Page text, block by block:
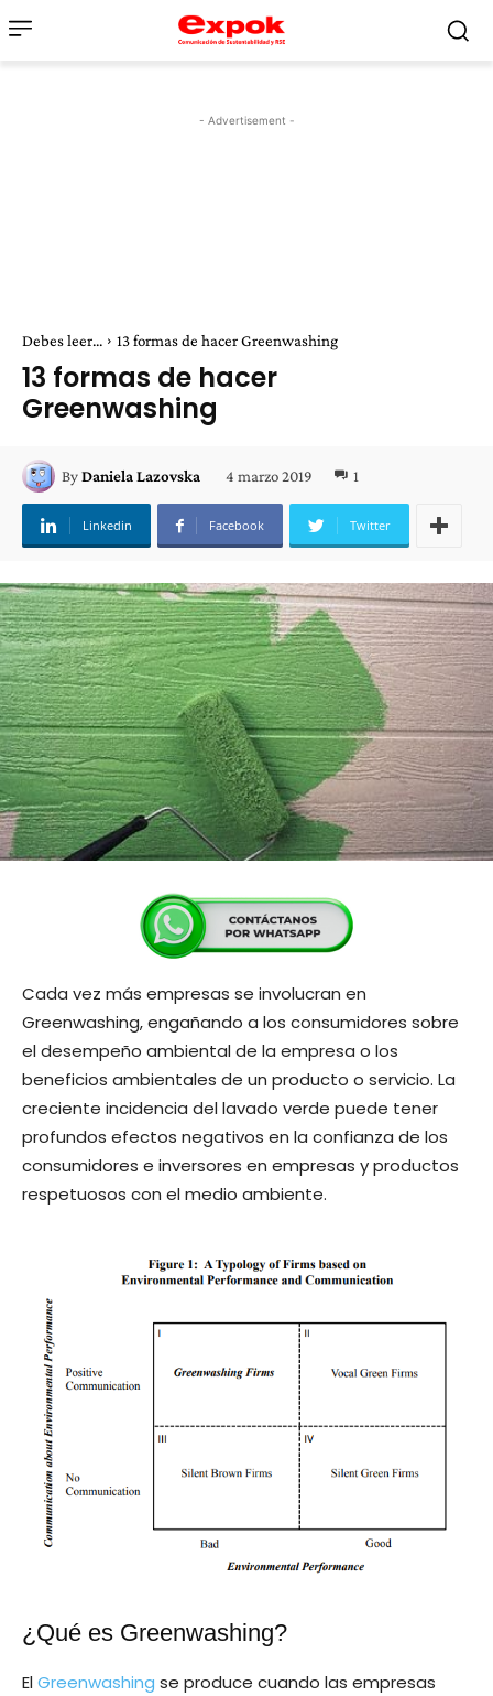
- Advertisement -
Debes leer... 13 formas de hacer Greenwashing
13 formas de hacer
Greenwashing
ByDaniela Lazovska 4 marzo 2019 1
Linkedin Facebook Twitter
Cada vez más empresas se involucran en
Greenwashing, engañando a los consumidores sobre
el desempeño ambiental de la empresa o los
beneficios ambientales de un producto o servicio. La
creciente incidencia del lavado verde puede tener
profundos efectos negativos en la confianza de los
consumidores e inversores en empresas y productos
respetuosos con el medio ambiente.
¿Qué es Greenwashing?
ElGreenwashing se produce cuando las empresas